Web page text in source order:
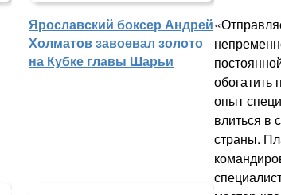
Ярославский боксер Андрей
Холматов завоевал золото
на Кубке главы Шарьи
опыт
влиться в
страны.